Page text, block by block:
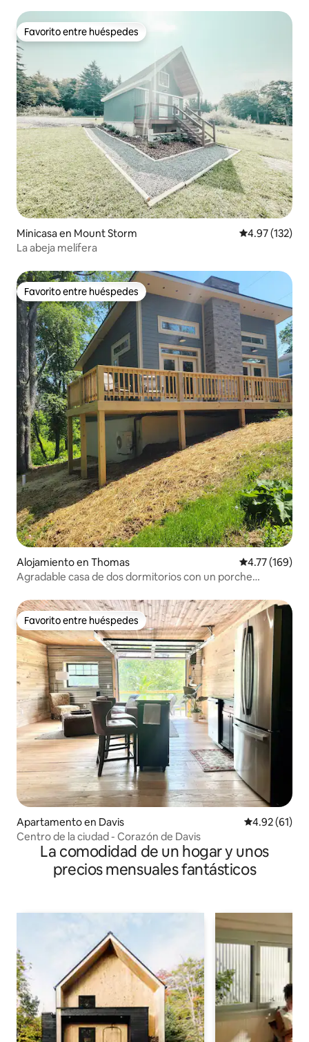
Favorito entre huéspedes
Favorito entre huéspedes
Minicasa en Mount Storm Calificación
4.97 (132)
La abeja melífera
Favorito entre huéspedes
Favorito entre huéspedes
Alojamiento en Thomas Calificación
4.77 (169)
Agradable casa de dos dormitorios con un porche
Favorito entre huéspedes
Favorito entre huéspedes
Apartamento en Davis Calificación
4.92 (61)
Centro de la ciudad - Corazón de Davis
La comodidad de un hogar y unos
precios mensuales fantásticos